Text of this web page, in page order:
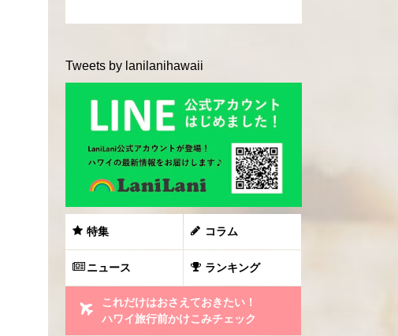
Tweets by lanilanihawaii
特集 コラム
ニュース ランキング
これだけはおさえておきたい！
ハワイ旅行前かけこみチェック